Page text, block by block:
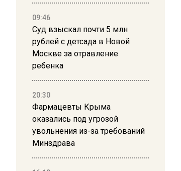
09:46
Суд взыскал почти 5 млн
рублей с детсада в Новой
Москве за отравление
ребенка
20:30
Фармацевты Крыма
оказались под угрозой
увольнения из-за требований
Минздрава